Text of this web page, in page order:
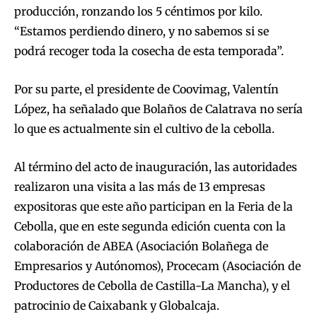
producción, ronzando los 5 céntimos por kilo.
“Estamos perdiendo dinero, y no sabemos si se
podrá recoger toda la cosecha de esta temporada”.
Por su parte, el presidente de Coovimag, Valentín
López, ha señalado que Bolaños de Calatrava no sería
lo que es actualmente sin el cultivo de la cebolla.
Al término del acto de inauguración, las autoridades
realizaron una visita a las más de 13 empresas
expositoras que este año participan en la Feria de la
Cebolla, que en este segunda edición cuenta con la
colaboración de ABEA (Asociación Bolañega de
Empresarios y Autónomos), Procecam (Asociación de
Productores de Cebolla de Castilla-La Mancha), y el
patrocinio de Caixabank y Globalcaja.